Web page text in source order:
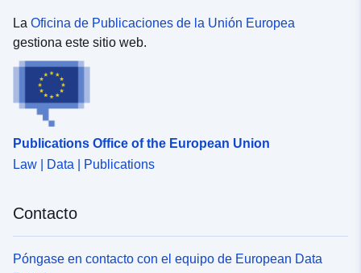
La Oficina de Publicaciones de la Unión Europea
gestiona este sitio web.
Publications Office of the European Union
Law | Data | Publications
Contacto
Póngase en contacto con el equipo de European Data